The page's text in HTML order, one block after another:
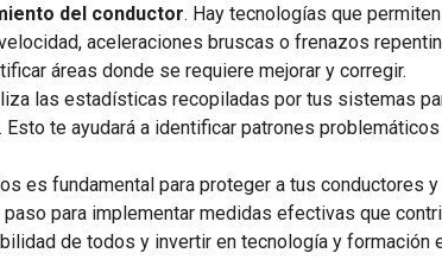
del conductor. Hay tecnologías que
aceleraciones bruscas o frenazos
áreas donde se requiere mejorar y corregir.
las estadísticas recopiladas por tus sistemas
te ayudará a identificar patrones
es fundamental para proteger a tus
para implementar medidas efectivas que
de todos y invertir en tecnología y formación